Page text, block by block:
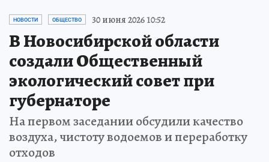
НОВОСТИ ОБЩЕСТВО 30 июня 2026 10:52
В Новосибирской области
создали Общественный
экологический совет при
губернаторе
На первом заседании обсудили качество
воздуха, чистоту водоемов и переработку
отходов